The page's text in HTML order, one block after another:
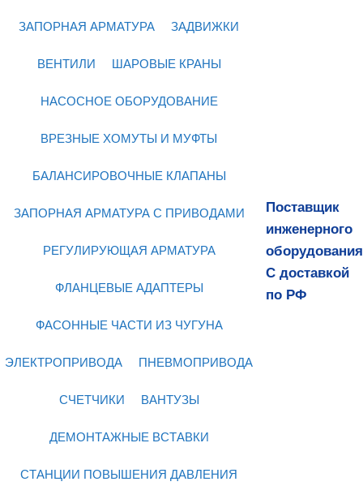
ЗАПОРНАЯ АРМАТУРА ЗАДВИЖКИ
ВЕНТИЛИ ШАРОВЫЕ КРАНЫ
НАСОСНОЕ ОБОРУДОВАНИЕ
ВРЕЗНЫЕ ХОМУТЫ И МУФТЫ
БАЛАНСИРОВОЧНЫЕ КЛАПАНЫ
ЗАПОРНАЯ АРМАТУРА С ПРИВОДАМИ
РЕГУЛИРУЮЩАЯ АРМАТУРА
ФЛАНЦЕВЫЕ АДАПТЕРЫ
ФАСОННЫЕ ЧАСТИ ИЗ ЧУГУНА
ЭЛЕКТРОПРИВОДА ПНЕВМОПРИВОДА
СЧЕТЧИКИ ВАНТУЗЫ
ДЕМОНТАЖНЫЕ ВСТАВКИ
СТАНЦИИ ПОВЫШЕНИЯ ДАВЛЕНИЯ
Поставщик
инженерного
оборудования
С доставкой
по РФ